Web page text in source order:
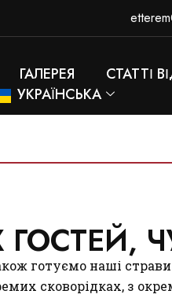
ГАЛЕРЕЯ СТАТТІ
УКРАЇНСЬКА
готуємо наші
сковорідках, з